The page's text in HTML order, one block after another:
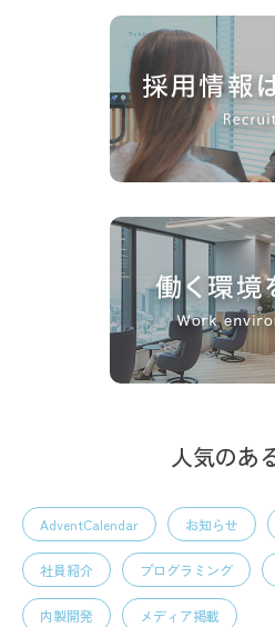
人気のあ
AdventCalendar お知らせ
社員紹介 プログラミング
内製開発 メディア掲載